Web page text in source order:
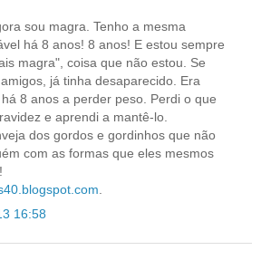
sou magra. Tenho a mesma
há 8 anos! 8 anos! E estou sempre
magra", coisa que não estou. Se
já tinha desaparecido. Era
8 anos a perder peso. Perdi o que
e aprendi a mantê-lo.
dos gordos e gordinhos que não
com as formas que eles mesmos
.
16:58